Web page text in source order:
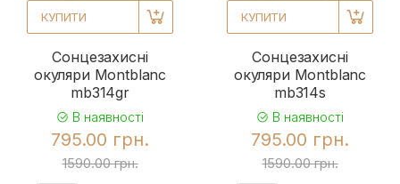
КУПИТИ
Сонцезахисні
окуляри Montblanc
mb314gr
В наявності
795.00 грн.
1590.00 грн.
КУПИТИ
Сонцезахисні
окуляри Montblanc
mb314s
В наявності
795.00 грн.
1590.00 грн.